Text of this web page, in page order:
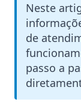
Neste
de
passo a